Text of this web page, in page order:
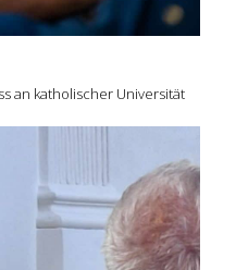
an katholischer Universität